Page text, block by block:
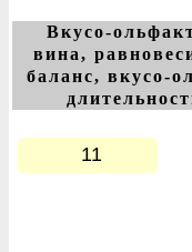
Вкусо-
вина,
баланс, вкусо-
11